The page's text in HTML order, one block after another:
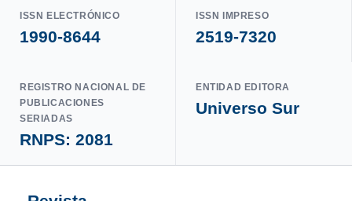
ISSN ELECTRÓNICO
1990-8644
ISSN IMPRESO
2519-7320
REGISTRO NACIONAL DE
PUBLICACIONES
SERIADAS
RNPS: 2081
ENTIDAD EDITORA
Universo Sur